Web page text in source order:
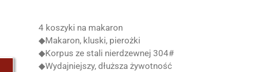
4 koszyki na makaron
◆Makaron, kluski, pierożki
◆Korpus ze stali nierdzewnej 304#
◆Wydajniejszy, dłuższa żywotność